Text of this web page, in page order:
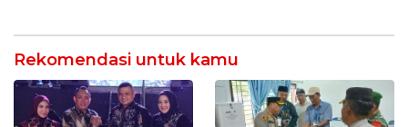
Rekomendasi untuk kamu